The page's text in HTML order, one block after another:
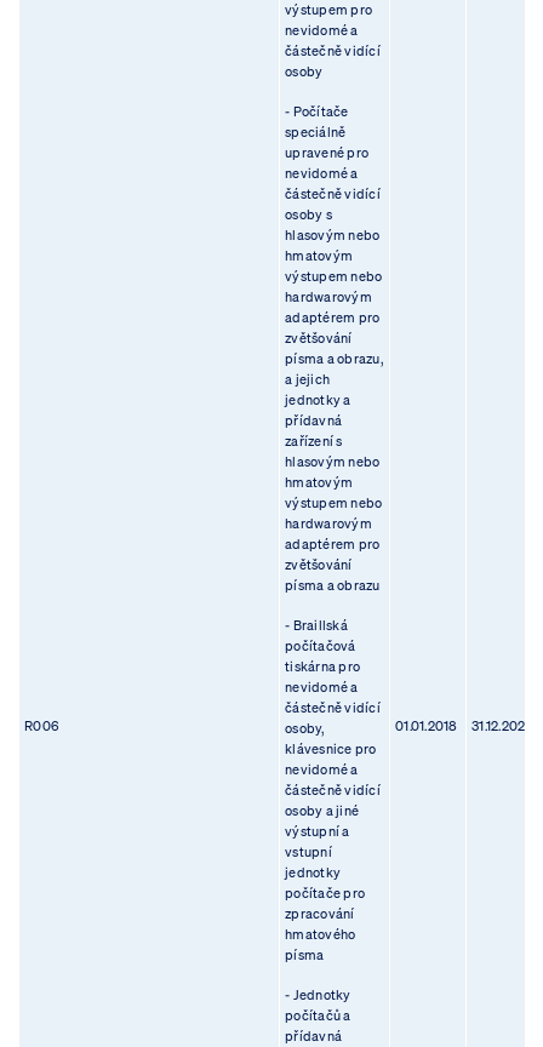
R006
výstupem pro
nevidomé a
částečně vidící
osoby
- Počítače
speciálně
upravené pro
nevidomé a
částečně vidící
osoby s
hlasovým nebo
hmatovým
výstupem nebo
hardwarovým
adaptérem pro
zvětšování
písma a obrazu,
a jejich
jednotky a
přídavná
zařízení s
hlasovým nebo
hmatovým
výstupem nebo
hardwarovým
adaptérem pro
zvětšování
písma a obrazu
- Braillská
počítačová
tiskárna pro
nevidomé a
částečně vidící
osoby,
klávesnice pro
nevidomé a
částečně vidící
osoby a jiné
výstupní a
vstupní
jednotky
počítače pro
zpracování
hmatového
písma
- Jednotky
počítačů a
přídavná
01.01.2018 31.12.2023